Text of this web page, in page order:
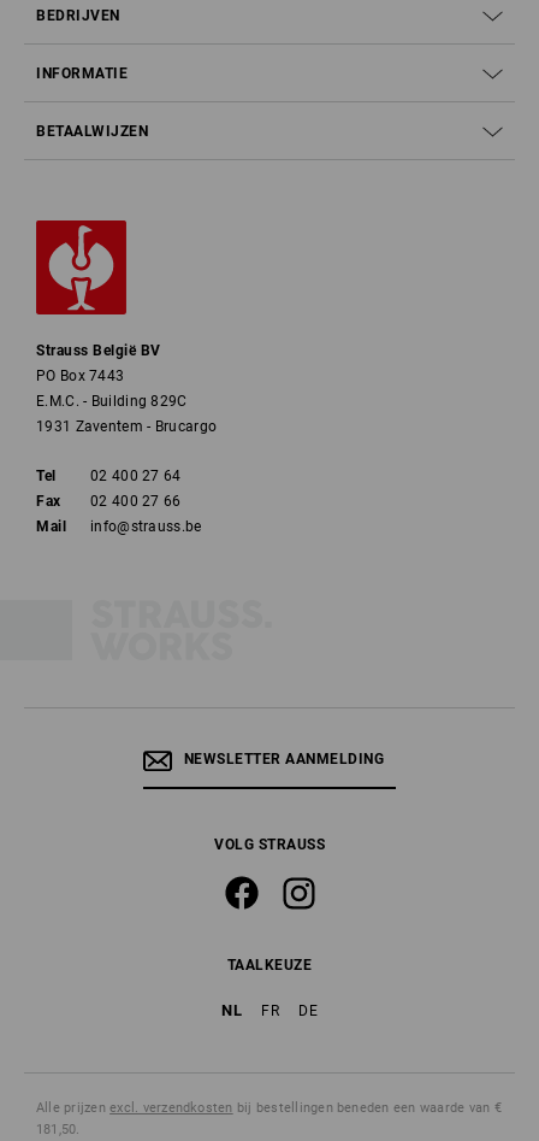
BEDRIJVEN
INFORMATIE
BETAALWIJZEN
Strauss België BV
PO Box 7443
E.M.C. - Building 829C
1931 Zaventem - Brucargo
Tel
02 400 27 64
Fax
02 400 27 66
Mail
info@strauss.be
NEWSLETTER AANMELDING
VOLG STRAUSS
TAALKEUZE
NL FR DE
Alle prijzenexcl. verzendkosten bij bestellingen beneden een waarde van €
181,50.